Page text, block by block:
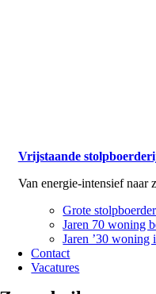
Vrijstaande
Van energie-intensief naar
Grote
Jaren 70 woning
Jaren ’30 woning
Contact
Vacatures